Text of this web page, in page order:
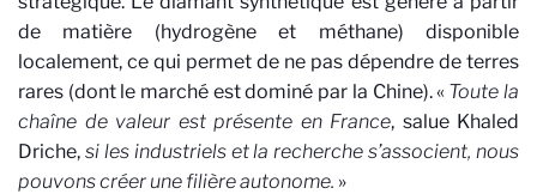
de matière (hydrogène et méthane) disponible
localement, ce qui permet de ne pas dépendre de terres
rares (dont le marché est dominé par la Chine). « Toute la
chaîne de valeur est présente en France, salue Khaled
Driche, si les industriels et la recherche s’associent, nous
pouvons créer une filière autonome. »